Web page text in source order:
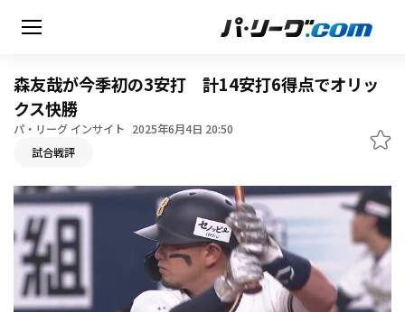
HOME
動画
日程・結果
森友哉が今季初の3安打 計14安打6得点でオリッ
クス快勝
パ・リーグ インサイト 2025年6月4日 20:50
試合戦評